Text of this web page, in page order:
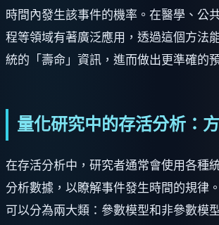
時間內發生該事件的機率。在醫學、公
程等領域有著廣泛應用，透過這個方法
統的「壽命」資訊，進而做出更準確的
量化研究中的存活分析：
在存活分析中，研究者通常會使用各種
分析數據，以瞭解事件發生時間的規律
可以分為兩大類：參數模型和非參數模